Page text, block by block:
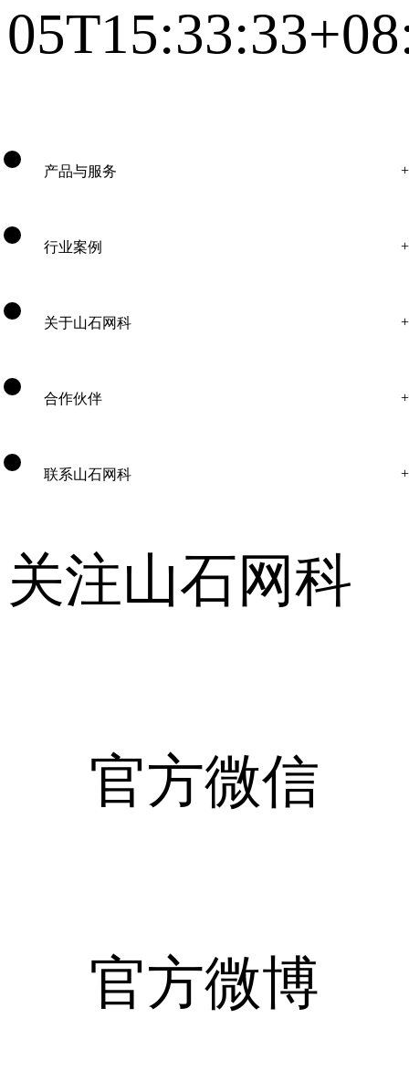
产品与服务
行业案例
关于山石网科
合作伙伴
联系山石网科
关注山石网科
官方微信
官方微博